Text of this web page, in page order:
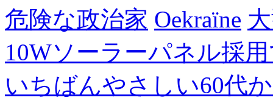
危険な政治家 Oekraïne
10Wソーラーパネル採
いちばんやさしい60代